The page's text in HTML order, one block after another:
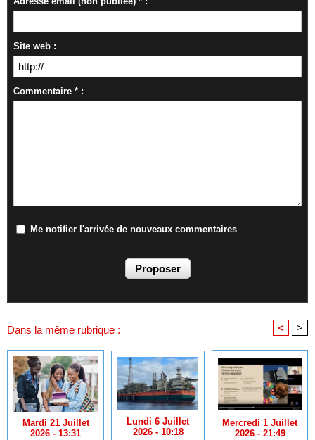
Site web :
Commentaire * :
Me notifier l'arrivée de nouveaux commentaires
Dans la même rubrique : < >
Mardi 21 Juillet
2026 - 13:31
Lundi 6 Juillet
2026 - 10:18
Mercredi 1 Juillet
2026 - 21:49